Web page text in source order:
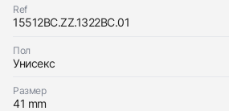
Ref
15512BC.ZZ.1322BC.01
Пол
Унисекс
Размер
41 mm
Audemars Piguet
ROYAL OAK 41 mm
ANNIVERSARY
НовыеКоробка + Документы